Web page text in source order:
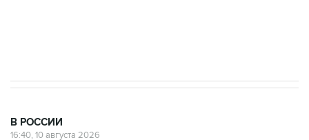
В РОССИИ
16:40, 10 августа 2026